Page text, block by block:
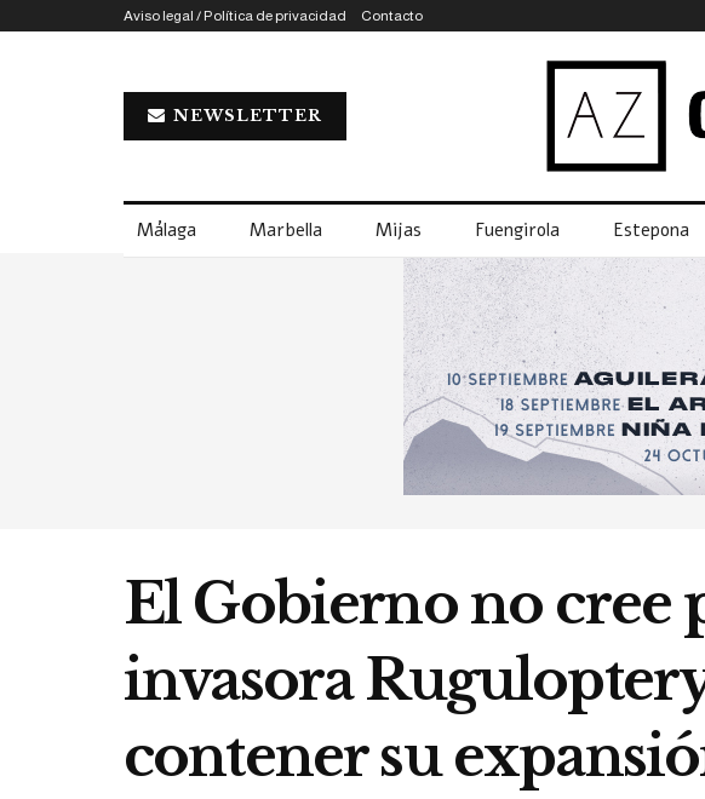
Aviso legal / Política de privacidad Contacto
NEWSLETTER
Málaga Marbella Mijas Fuengirola Estepona
El Gobierno no cree
invasora
contener su